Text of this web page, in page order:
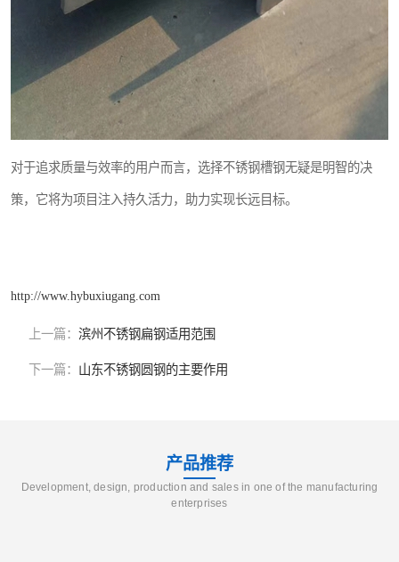
对于追求质量与效率的用户而言，选择不锈钢槽钢无疑是明智的决
策，它将为项目注入持久活力，助力实现长远目标。
http://www.hybuxiugang.com
上一篇： 滨州不锈钢扁钢适用范围
下一篇： 山东不锈钢圆钢的主要作用
产品推荐
Development, design, production and sales in one of the manufacturing
enterprises